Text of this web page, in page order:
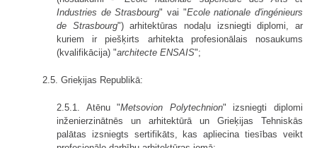
Industries de Strasbourg" vai "Ecole nationale d'ingénieurs
de Strasbourg") arhitektūras nodaļu izsniegti diplomi, ar
kuriem ir piešķirts arhitekta profesionālais nosaukums
(kvalifikācija) "architecte ENSAIS";
2.5. Grieķijas Republikā:
2.5.1. Atēnu "Metsovion Polytechnion" izsniegti diplomi
inženierzinātnēs un arhitektūrā un Grieķijas Tehniskās
palātas izsniegts sertifikāts, kas apliecina tiesības veikt